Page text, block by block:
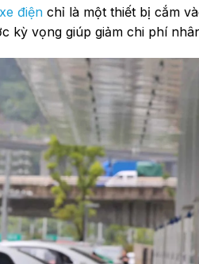
điện chỉ là một thiết bị cắm
kỳ vọng giúp giảm chi phí